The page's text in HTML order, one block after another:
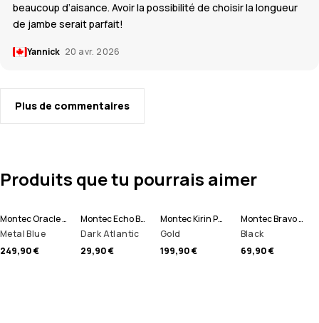
beaucoup d’aisance. Avoir la possibilité de choisir la longueur
de jambe serait parfait!
Yannick 20 avr. 2026
Plus de commentaires
Produits que tu pourrais aimer
Montec Oracle Veste de Ski Homme
Metal Blue
249,90 €
Montec Echo Bonnet
Dark Atlantic
29,90 €
Montec Kirin Pantalon de Ski Homme
Gold
199,90 €
Montec Bravo Sweat Polaire Homme
Black
69,90 €